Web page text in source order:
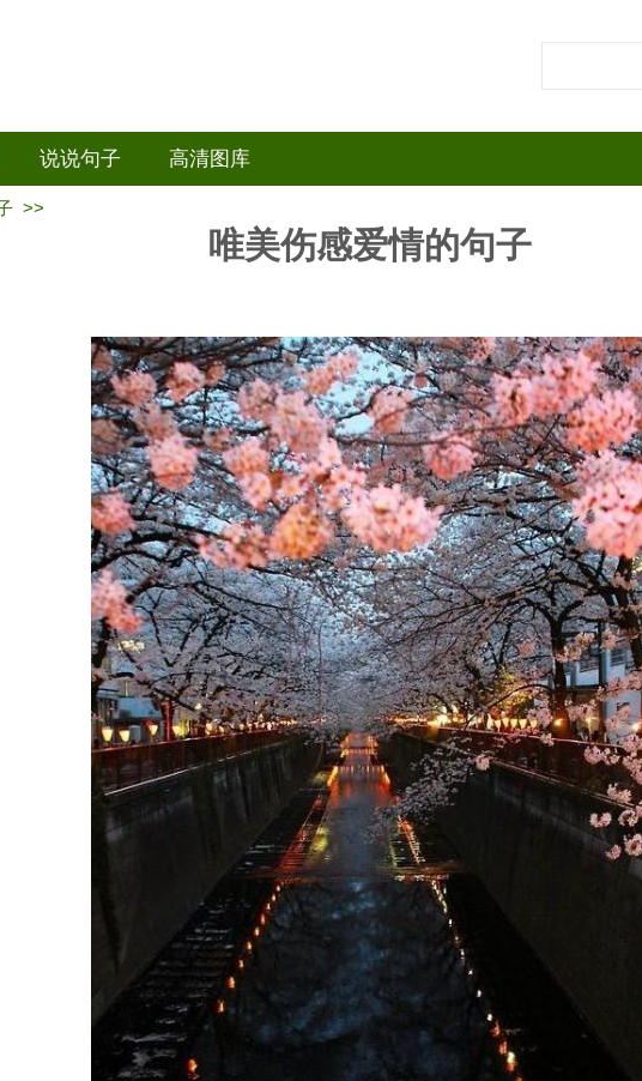
说说句子 高清图库
>>
唯美伤感爱情的句子